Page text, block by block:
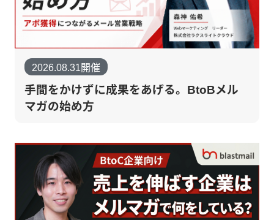
2026.08.31開催
手間をかけずに成果をあげる。BtoBメル
マガの始め方